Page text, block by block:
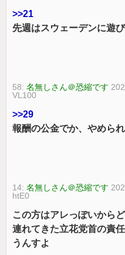
>>21
先週はスウェーデンに遊
58:名無しさん＠恐縮です
VL100
>>29
報酬の公金でか、やめら
14:名無しさん＠恐縮です
htE0
この方はアレっぽいから
連れてきた立花党首の責
うんすよ